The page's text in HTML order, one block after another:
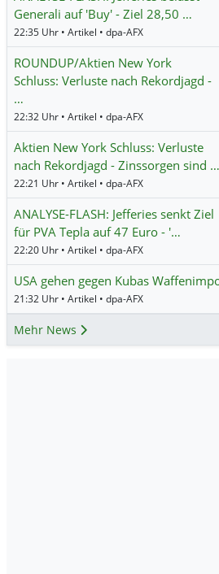
Generali auf 'Buy' - Ziel 28,50 …
22:35 Uhr • Artikel • dpa-AFX
ROUNDUP/Aktien New York
Schluss: Verluste nach Rekordjagd -
…
22:32 Uhr • Artikel • dpa-AFX
Aktien New York Schluss: Verluste
nach Rekordjagd - Zinssorgen sind …
22:21 Uhr • Artikel • dpa-AFX
ANALYSE-FLASH: Jefferies senkt Ziel
für PVA Tepla auf 47 Euro - '…
22:20 Uhr • Artikel • dpa-AFX
USA gehen gegen Kubas
21:32 Uhr • Artikel • dpa-AFX
Mehr News